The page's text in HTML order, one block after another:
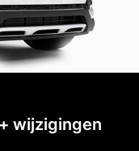
wijzigingen